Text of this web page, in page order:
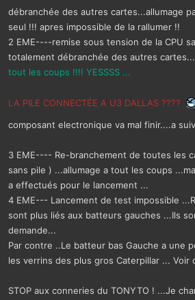
débranchée des autres cartes...allumage
seul !!! apres impossible de la rallumer !!
2 EME----remise sous tension de la CPU
totalement débranchée des autres cartes...
tout les coups !!!! YESSSS ...
LA PILE CONNECTÉE A U3 DALLAS ????
composant electronique va mal finir....a
3 EME---- Re-branchement de toutes les
sans pile ) ...allumage a tout les coups
a effectués pour le lancement ...
4 EME--- Lancement de test impossible
sont plus liés aux batteurs gauches ...Ils
demande...
Par contre ..Le batteur bas Gauche a une
les verrins des plus gros Caterpillar ... Voir
STOP aux conneries du TONYTO ! ...Je